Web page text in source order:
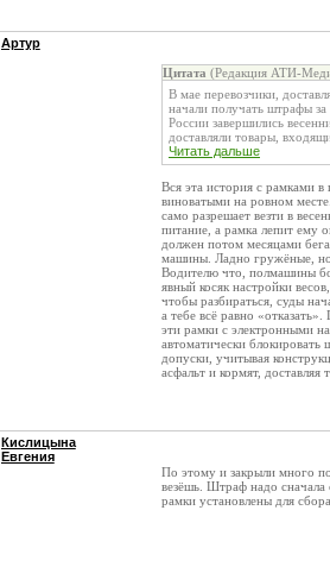
Артур
Цитата (Редакция АТИ-
В мае перевозчики,
начали получать штрафы
России завершились
доставляли товары,
Читать дальше
Вся эта история с рамками
виноватыми на ровном
само разрешает везти в
питание, а рамка лепит ему
должен потом месяцами
машины. Ладно гружёные, но
Водителю что, полмашины
явный косяк настройки
чтобы разбираться, суды
а тебе всё равно
эти рамки с электронными
автоматически
допуски, учитывая
асфальт и кормят, доставляя
Кислицына
Евгения
По этому и закрыли много
везёшь. Штраф надо сначала
рамки установлены для